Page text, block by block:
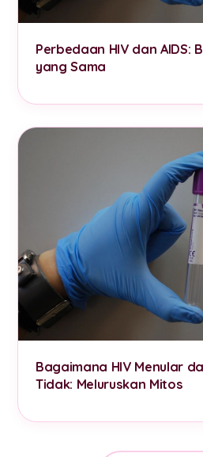
Perbedaan HIV dan AIDS:
yang Sama
Bagaimana HIV Menular
Tidak: Meluruskan Mitos